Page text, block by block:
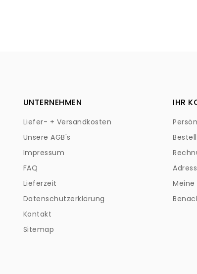
UNTERNEHMEN
Liefer- + Versandkosten
Unsere AGB's
Impressum
FAQ
Lieferzeit
Datenschutzerklärung
Kontakt
Sitemap
IHR